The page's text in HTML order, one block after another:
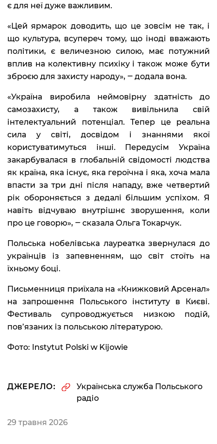
є для неї дуже важливим.
«Цей ярмарок доводить, що це зовсім не так, і
що культура, всупереч тому, що іноді вважають
політики, є величезною силою, має потужний
вплив на колективну психіку і також може бути
зброєю для захисту народу», ‒ додала вона.
«Україна виробила неймовірну здатність до
самозахисту, а також вивільнила свій
інтелектуальний потенціал. Тепер це реальна
сила у світі, досвідом і знаннями якої
користуватимуться інші. Передусім Україна
закарбувалася в глобальній свідомості людства
як країна, яка існує, яка героїчна і яка, хоча мала
впасти за три дні після нападу, вже четвертий
рік обороняється з дедалі більшим успіхом. Я
навіть відчуваю внутрішнє зворушення, коли
про це говорю», ‒ сказала Ольга Токарчук.
Польська нобелівська лауреатка звернулася до
українців із запевненням, що світ стоїть на
їхньому боці.
Письменниця приїхала на «Книжковий Арсенал»
на запрошення Польського інституту в Києві.
Фестиваль супроводжується низкою подій,
пов’язаних із польською літературою.
Фото: Instytut Polski w Kijowie
ДЖЕРЕЛО:
Українська служба Польського
радіо
29 травня 2026